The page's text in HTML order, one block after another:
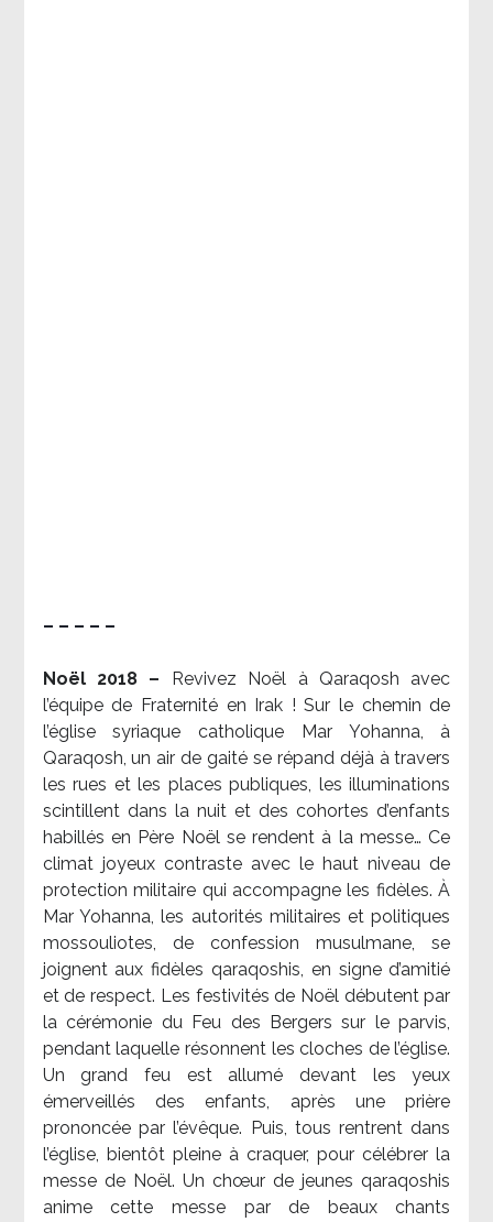
– – – – –
Noël 2018 –
Revivez Noël à Qaraqosh avec
l’équipe de Fraternité en Irak ! Sur le chemin de
l’église syriaque catholique Mar Yohanna, à
Qaraqosh, un air de gaité se répand déjà à travers
les rues et les places publiques, les illuminations
scintillent dans la nuit et des cohortes d’enfants
habillés en Père Noël se rendent à la messe… Ce
climat joyeux contraste avec le haut niveau de
protection militaire qui accompagne les fidèles. À
Mar Yohanna, les autorités militaires et politiques
mossouliotes, de confession musulmane, se
joignent aux fidèles qaraqoshis, en signe d’amitié
et de respect. Les festivités de Noël débutent par
la cérémonie du Feu des Bergers sur le parvis,
pendant laquelle résonnent les cloches de l’église.
Un grand feu est allumé devant les yeux
émerveillés des enfants, après une prière
prononcée par l’évêque. Puis, tous rentrent dans
l’église, bientôt pleine à craquer, pour célébrer la
messe de Noël. Un chœur de jeunes qaraqoshis
anime cette messe par de beaux chants